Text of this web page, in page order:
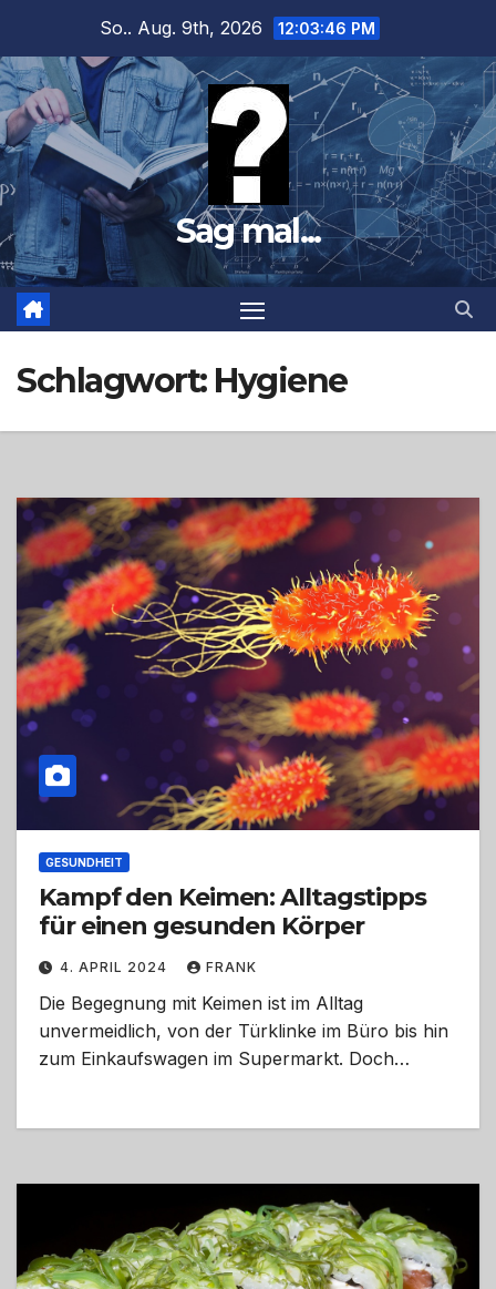
springen
So.. Aug. 9th, 2026 12:03:47 PM
Sag mal...
Schlagwort: Hygiene
GESUNDHEIT
Kampf den Keimen: Alltagstipps
für einen gesunden Körper
4. APRIL 2024 FRANK
Die Begegnung mit Keimen ist im Alltag
unvermeidlich, von der Türklinke im Büro bis hin
zum Einkaufswagen im Supermarkt. Doch…